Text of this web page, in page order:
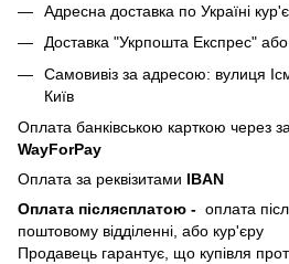
Адресна доставка по Україні
Доставка "Укрпошта Експрес"
Самовивіз за адресою: вулиця
Київ
Оплата банківською карткою через
WayForPay
Оплата за реквізитами IBAN
Оплата післясплатою - оплата
поштовому відділенні, або кур'єру
Продавець гарантує, що купівля